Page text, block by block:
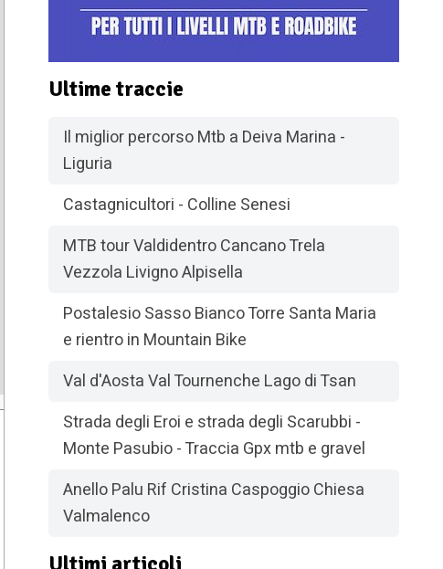
Ultime traccie
Il miglior percorso Mtb a Deiva Marina -
Liguria
Castagnicultori - Colline Senesi
MTB tour Valdidentro Cancano Trela
Vezzola Livigno Alpisella
Postalesio Sasso Bianco Torre Santa Maria
e rientro in Mountain Bike
Val d'Aosta Val Tournenche Lago di Tsan
Strada degli Eroi e strada degli Scarubbi -
Monte Pasubio - Traccia Gpx mtb e gravel
Anello Palu Rif Cristina Caspoggio Chiesa
Valmalenco